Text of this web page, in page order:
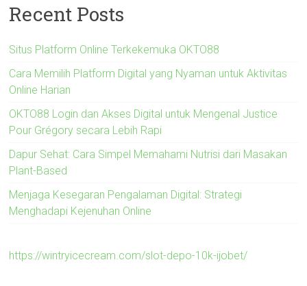
Recent Posts
Situs Platform Online Terkekemuka OKTO88
Cara Memilih Platform Digital yang Nyaman untuk Aktivitas
Online Harian
OKTO88 Login dan Akses Digital untuk Mengenal Justice
Pour Grégory secara Lebih Rapi
Dapur Sehat: Cara Simpel Memahami Nutrisi dari Masakan
Plant-Based
Menjaga Kesegaran Pengalaman Digital: Strategi
Menghadapi Kejenuhan Online
https://wintryicecream.com/slot-depo-10k-ijobet/